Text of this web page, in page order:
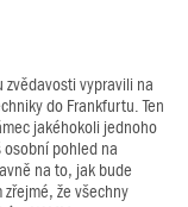
zvědavosti vypravili na
do Frankfurtu. Ten
jakéhokoli jednoho
pohled na
na to, jak bude
že všechny